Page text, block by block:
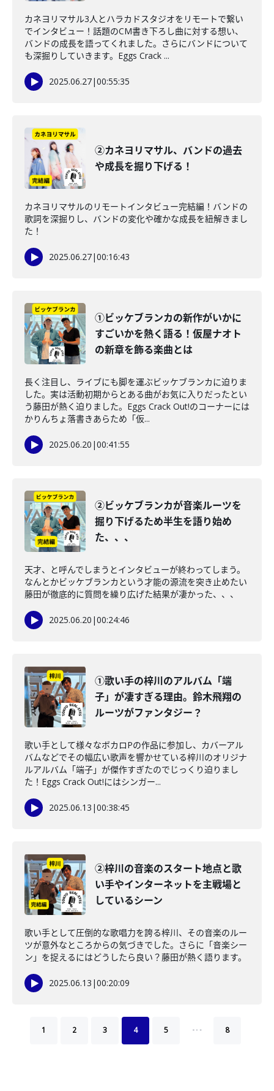
カネヨリマサル3人とハラカドスタジオをリモートで繋い
でインタビュー！話題のCM書き下ろし曲に対する想い、
バンドの成長を語ってくれました。さらにバンドについて
も深掘りしていきます。Eggs Crack ...
2025.06.27|00:55:35
②カネヨリマサル、バンドの過去
や成長を掘り下げる！
カネヨリマサルのリモートインタビュー完結編！バンドの
歌詞を深掘りし、バンドの変化や確かな成長を紐解きまし
た！
2025.06.27|00:16:43
①ビッケブランカの新作がいかに
すごいかを熱く語る！仮屋ナオト
の新章を飾る楽曲とは
長く注目し、ライブにも脚を運ぶビッケブランカに迫りま
した。実は活動初期からとある曲がお気に入りだったとい
う藤田が熱く迫りました。Eggs Crack Out!のコーナーには
かりんちょ落書きあらため「仮...
2025.06.20 |00:41:55
②ビッケブランカが音楽ルーツを
掘り下げるため半生を語り始め
た、、、
天才、と呼んでしまうとインタビューが終わってしまう。
なんとかビッケブランカという才能の源流を突き止めたい
藤田が徹底的に質問を繰り広げた結果が凄かった、、、
2025.06.20 |00:24:46
①歌い手の梓川のアルバム「端
子」が凄すぎる理由。鈴木飛翔の
ルーツがファンタジー？
歌い手として様々なボカロPの作品に参加し、カバーアル
バムなどでその幅広い歌声を響かせている梓川のオリジナ
ルアルバム「端子」が傑作すぎたのでじっくり迫りまし
た！Eggs Crack Out!にはシンガー...
2025.06.13 |00:38:45
②梓川の音楽のスタート地点と歌
い手やインターネットを主戦場と
しているシーン
歌い手として圧倒的な歌唱力を誇る梓川、その音楽のルー
ツが意外なところからの気づきでした。さらに「音楽シー
ン」を捉えるにはどうしたら良い？藤田が熱く語ります。
2025.06.13 |00:20:09
1 2 3 4 5 … 8